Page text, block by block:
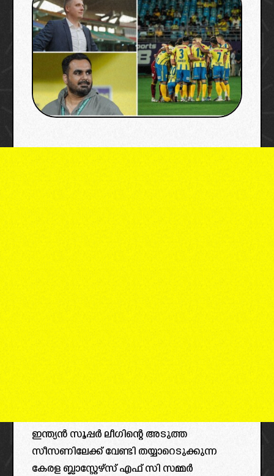
ഇന്ത്യൻ സൂപ്പർ ലീഗിന്റെ അടുത്ത
സീസണിലേക്ക് വേണ്ടി തയ്യാറെടുക്കുന്ന
കേരള ബ്ലാസ്റ്റേഴ്സ് എഫ് സി സമ്മർ